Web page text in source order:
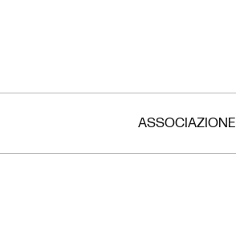
ASSOCIAZIONE